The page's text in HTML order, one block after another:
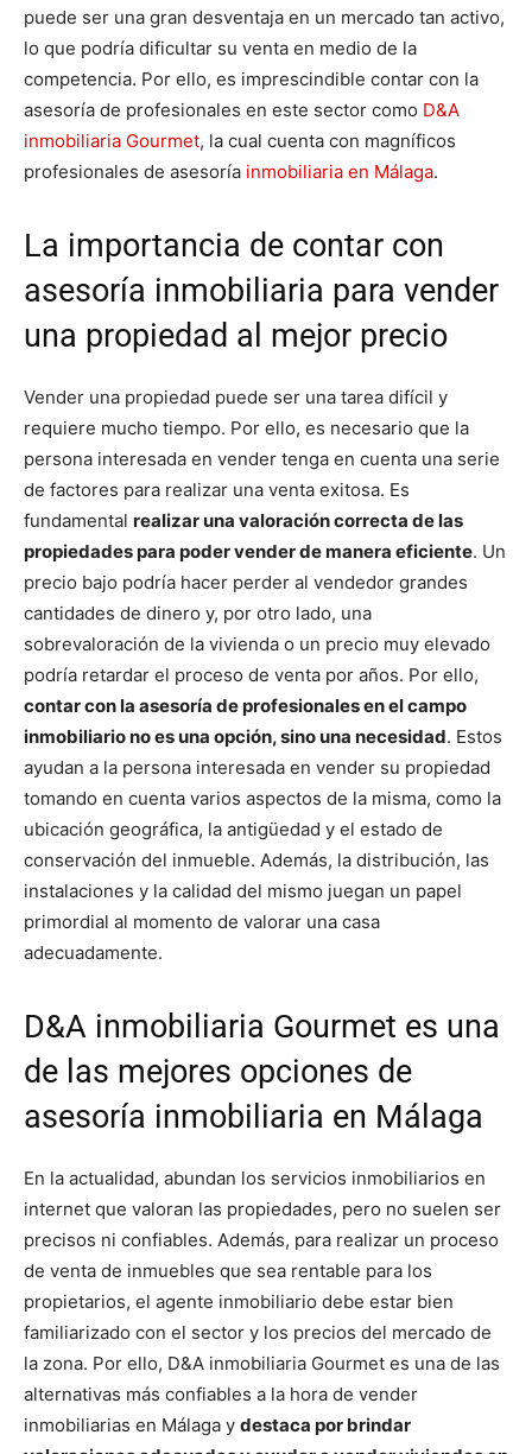
puede ser una gran desventaja en un mercado tan activo,
lo que podría dificultar su venta en medio de la
competencia. Por ello, es imprescindible contar con la
asesoría de profesionales en este sector como D&A
inmobiliaria Gourmet, la cual cuenta con magníficos
profesionales de asesoría inmobiliaria en Málaga.
La importancia de contar con
asesoría inmobiliaria para vender
una propiedad al mejor precio
Vender una propiedad puede ser una tarea difícil y
requiere mucho tiempo. Por ello, es necesario que la
persona interesada en vender tenga en cuenta una serie
de factores para realizar una venta exitosa. Es
fundamental realizar una valoración correcta de las
propiedades para poder vender de manera eficiente. Un
precio bajo podría hacer perder al vendedor grandes
cantidades de dinero y, por otro lado, una
sobrevaloración de la vivienda o un precio muy elevado
podría retardar el proceso de venta por años. Por ello,
contar con la asesoría de profesionales en el campo
inmobiliario no es una opción, sino una necesidad. Estos
ayudan a la persona interesada en vender su propiedad
tomando en cuenta varios aspectos de la misma, como la
ubicación geográfica, la antigüedad y el estado de
conservación del inmueble. Además, la distribución, las
instalaciones y la calidad del mismo juegan un papel
primordial al momento de valorar una casa
adecuadamente.
D&A inmobiliaria Gourmet es una
de las mejores opciones de
asesoría inmobiliaria en Málaga
En la actualidad, abundan los servicios inmobiliarios en
internet que valoran las propiedades, pero no suelen ser
precisos ni confiables. Además, para realizar un proceso
de venta de inmuebles que sea rentable para los
propietarios, el agente inmobiliario debe estar bien
familiarizado con el sector y los precios del mercado de
la zona. Por ello, D&A inmobiliaria Gourmet es una de las
alternativas más confiables a la hora de vender
inmobiliarias en Málaga y destaca por brindar